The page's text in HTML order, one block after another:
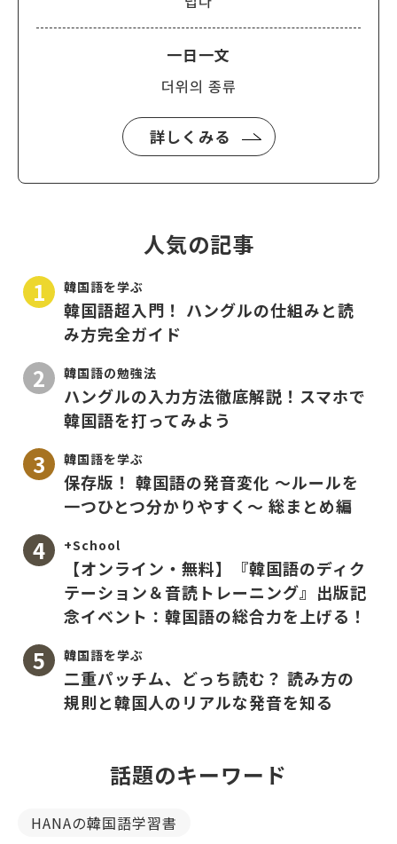
一日一文
더위의 종류
詳しくみる
人気の記事
韓国語を学ぶ
韓国語超入門！ ハングルの仕組みと読
み方完全ガイド
韓国語の勉強法
ハングルの入力方法徹底解説！スマホで
韓国語を打ってみよう
韓国語を学ぶ
保存版！ 韓国語の発音変化 〜ルールを
一つひとつ分かりやすく〜 総まとめ編
+School
【オンライン・無料】『韓国語のディク
テーション＆音読トレーニング』出版記
念イベント：韓国語の総合力を上げる！
韓国語を学ぶ
二重パッチム、どっち読む？ 読み方の
規則と韓国人のリアルな発音を知る
話題のキーワード
HANAの韓国語学習書